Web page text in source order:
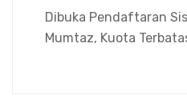
Dibuka Pendaftaran
Mumtaz, Kuota